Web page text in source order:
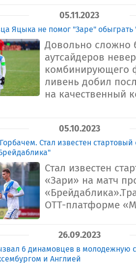
05.11.2023
Яцыка не помог "Заре" обыграть
Довольно сложно
аутсайдеров
комбинирующего
ливень добил
на качественный
05.10.2023
Стал известен стартовый
Стал известен
«Зари» на матч
OTT-платформе
26.09.2023
6 динамовцев в молодежную
и Англией